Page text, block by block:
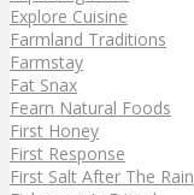
Explore Cuisine
Farmland Traditions
Farmstay
Fat Snax
Fearn Natural Foods
First Honey
First Response
First Salt After The Rain